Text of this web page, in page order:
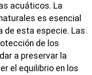
acuáticos. La
es esencial
de esta especie. Las
de los
a preservar la
el equilibrio en los